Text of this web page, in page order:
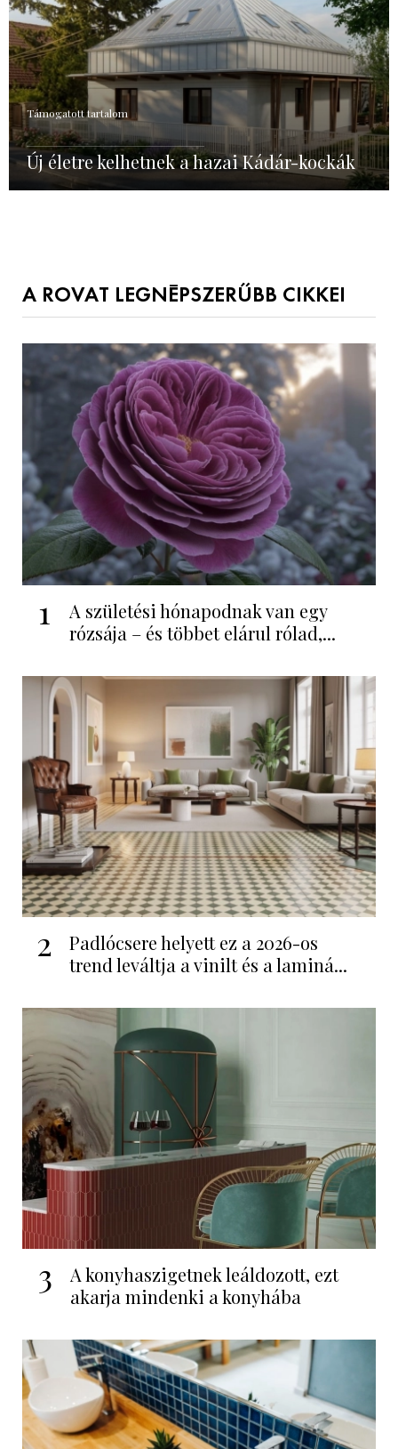
Támogatott tartalom
Új életre kelhetnek a hazai Kádár-kockák
A ROVAT LEGNÉPSZERŰBB CIKKEI
1
A születési hónapodnak van egy
rózsája – és többet elárul rólad,...
2
Padlócsere helyett ez a 2026-os
trend leváltja a vinilt és a laminá...
3
A konyhaszigetnek leáldozott, ezt
akarja mindenki a konyhába